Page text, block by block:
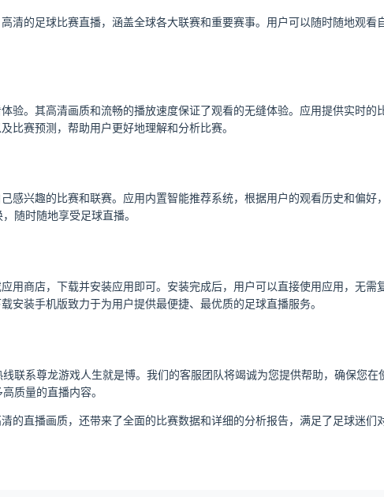
的足球比赛直播，涵盖全球各大联赛和重要赛事。用户可以随时随地观看
。其高清画质和流畅的播放速度保证了观看的无缝体验。应用提供实时的
比赛预测，帮助用户更好地理解和分析比赛。
兴趣的比赛和联赛。应用内置智能推荐系统，根据用户的观看历史和偏好
随时随地享受足球直播。
商店，下载并安装应用即可。安装完成后，用户可以直接使用应用，无需
装手机版致力于为用户提供最便捷、最优质的足球直播服务。
联系尊龙游戏人生就是博。我们的客服团队将竭诚为您提供帮助，确保您
质量的直播内容。
直播画质，还带来了全面的比赛数据和详细的分析报告，满足了足球迷们